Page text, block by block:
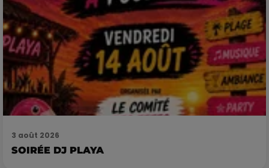
3 août 2026
SOIRÉE DJ PLAYA